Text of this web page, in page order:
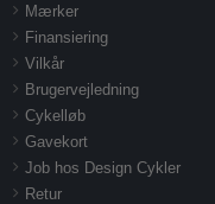
Mærker
Finansiering
Vilkår
Brugervejledning
Cykelløb
Gavekort
Job hos Design Cykler
Retur